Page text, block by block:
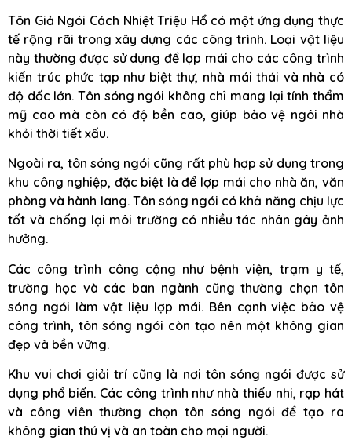
Tôn Giả Ngói Cách Nhiệt Triệu Hổ có một ứng dụng thực
tế rộng rãi trong xây dựng các công trình. Loại vật liệu
này thường được sử dụng để lợp mái cho các công trình
kiến trúc phức tạp như biệt thự, nhà mái thái và nhà có
độ dốc lớn. Tôn sóng ngói không chỉ mang lại tính thẩm
mỹ cao mà còn có độ bền cao, giúp bảo vệ ngôi nhà
khỏi thời tiết xấu.
Ngoài ra, tôn sóng ngói cũng rất phù hợp sử dụng trong
khu công nghiệp, đặc biệt là để lợp mái cho nhà ăn, văn
phòng và hành lang. Tôn sóng ngói có khả năng chịu lực
tốt và chống lại môi trường có nhiều tác nhân gây ảnh
hưởng.
Các công trình công cộng như bệnh viện, trạm y tế,
trường học và các ban ngành cũng thường chọn tôn
sóng ngói làm vật liệu lợp mái. Bên cạnh việc bảo vệ
công trình, tôn sóng ngói còn tạo nên một không gian
đẹp và bền vững.
Khu vui chơi giải trí cũng là nơi tôn sóng ngói được sử
dụng phổ biến. Các công trình như nhà thiếu nhi, rạp hát
và công viên thường chọn tôn sóng ngói để tạo ra
không gian thú vị và an toàn cho mọi người.